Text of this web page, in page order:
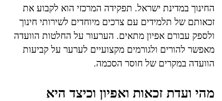
החינוך במדינת ישראל. תפקידה המרכזי הוא לקבוע את
זכאותם של תלמידים עם צרכים מיוחדים לשירותי חינוך
ולספק עבורם אפיון מתאים. הערעור על החלטות הוועדה
מאפשר להורים ולגורמים מקצועיים לערער על קביעות
הוועדה במקרים של חוסר הסכמה.
מהי ועדת זכאות ואפיון וכיצד היא